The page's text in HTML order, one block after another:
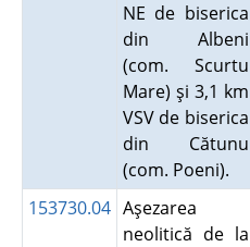
NE de biserica
din Albeni
(com. Scurtu
Mare) şi 3,1 km
VSV de biserica
din Cătunu
(com. Poeni).
153730.04 Aşezarea
neolitică de la